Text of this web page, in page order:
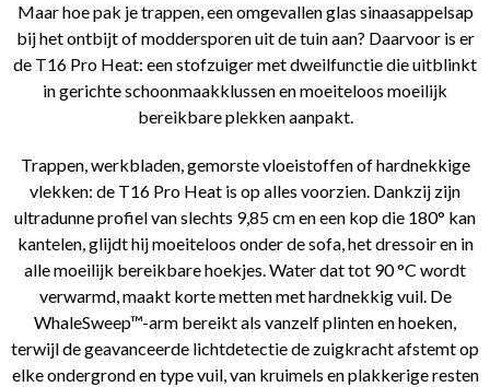
Maar hoe pak je trappen, een omgevallen glas sinaasappelsap
bij het ontbijt of moddersporen uit de tuin aan? Daarvoor is er
de T16 Pro Heat: een stofzuiger met dweilfunctie die uitblinkt
in gerichte schoonmaakklussen en moeiteloos moeilijk
bereikbare plekken aanpakt.
Trappen, werkbladen, gemorste vloeistoffen of hardnekkige
vlekken: de T16 Pro Heat is op alles voorzien. Dankzij zijn
ultradunne profiel van slechts 9,85 cm en een kop die 180° kan
kantelen, glijdt hij moeiteloos onder de sofa, het dressoir en in
alle moeilijk bereikbare hoekjes. Water dat tot 90 °C wordt
verwarmd, maakt korte metten met hardnekkig vuil. De
WhaleSweep™-arm bereikt als vanzelf plinten en hoeken,
terwijl de geavanceerde lichtdetectie de zuigkracht afstemt op
elke ondergrond en type vuil, van kruimels en plakkerige resten